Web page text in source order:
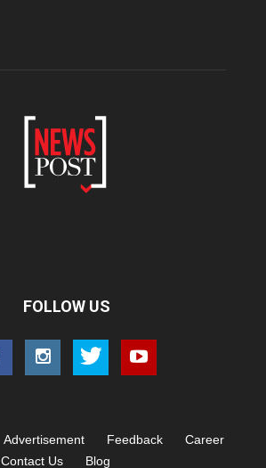
FOLLOW US
Advertisement Feedback
Career
Contact Us
Blog